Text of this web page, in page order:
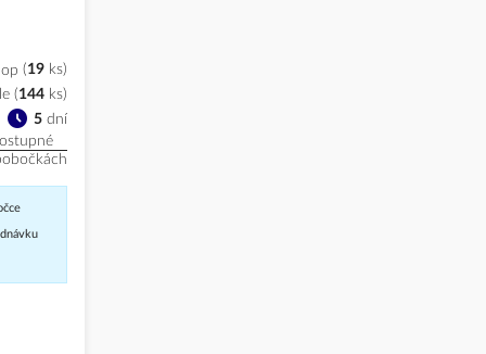
19 ks
5dní
(144 ks)